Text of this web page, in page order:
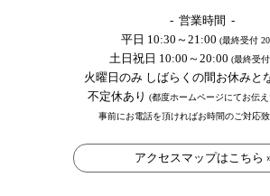
- 営業時間 -
平日 10:30～21:00 (最終受付
土日祝日 10:00～20:00 (最終受
火曜日のみ しばらくの間お休みと
不定休あり (都度ホームページにてお伝
事前にお電話を頂ければお時間のご対応致
アクセスマップはこちら